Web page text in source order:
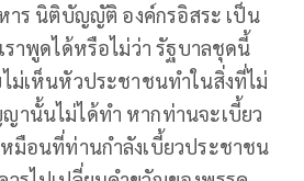
าร นิติบัญญัติ องค์กรอิสระ เป็น
ราพูดได้หรือไม่ว่า รัฐบาลชุดนี้
ม่เห็นหัวประชาชนทำในสิ่งที่ไม่
านั้นไม่ได้ทำ หากท่านจะเบี้ยว
มือนที่ท่านกำลังเบี้ยวประชาชน